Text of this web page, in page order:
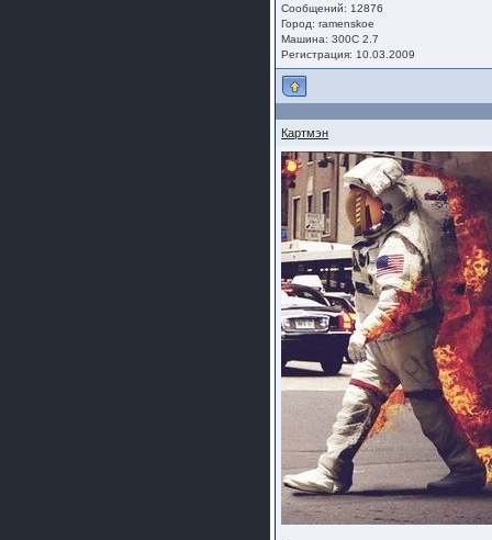
Сообщений: 12876
Город: ramenskoe
Машина: 300C 2.7
Регистрация: 10.03.2009
Картмэн